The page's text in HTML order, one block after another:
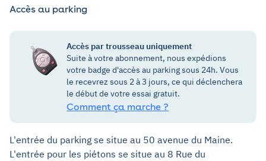
Accès au parking
Accès par trousseau uniquement
Suite à votre abonnement, nous expédions
votre badge d'accès au parking sous 24h. Vous
le recevrez sous 2 à 3 jours, ce qui déclenchera
le début de votre essai gratuit.
Comment ça marche ?
L'entrée du parking se situe au 50 avenue du Maine.
L'entrée pour les piétons se situe au 8 Rue du